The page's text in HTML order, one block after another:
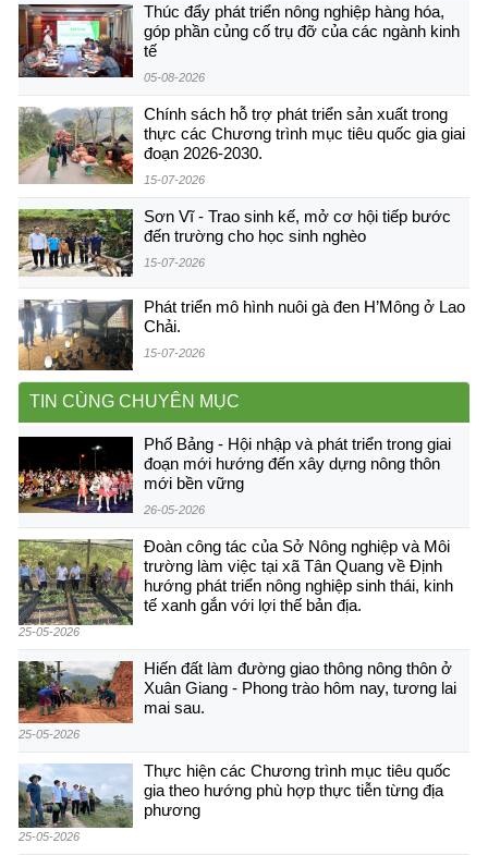
Thúc đẩy phát triển nông nghiệp hàng hóa,
góp phần củng cố trụ đỡ của các ngành kinh
tế
05-08-2026
Chính sách hỗ trợ phát triển sản xuất trong
thực các Chương trình mục tiêu quốc gia giai
đoạn 2026-2030.
15-07-2026
Sơn Vĩ - Trao sinh kế, mở cơ hội tiếp bước
đến trường cho học sinh nghèo
15-07-2026
Phát triển mô hình nuôi gà đen H’Mông ở Lao
Chải.
15-07-2026
TIN CÙNG CHUYÊN MỤC
Phố Bảng - Hội nhập và phát triển trong giai
đoạn mới hướng đến xây dựng nông thôn
mới bền vững
26-05-2026
Đoàn công tác của Sở Nông nghiệp và Môi
trường làm việc tại xã Tân Quang về Định
hướng phát triển nông nghiệp sinh thái, kinh
tế xanh gắn với lợi thế bản địa.
25-05-2026
Hiến đất làm đường giao thông nông thôn ở
Xuân Giang - Phong trào hôm nay, tương lai
mai sau.
25-05-2026
Thực hiện các Chương trình mục tiêu quốc
gia theo hướng phù hợp thực tiễn từng địa
phương
25-05-2026